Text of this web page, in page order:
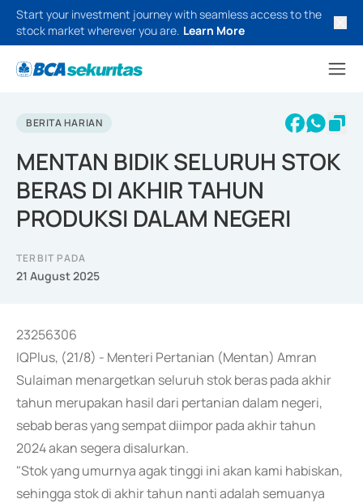
Start your investment journey with seamless access to the
stock market wherever you are. Learn More
BERITA HARIAN
MENTAN BIDIK SELURUH STOK
BERAS DI AKHIR TAHUN
PRODUKSI DALAM NEGERI
TERBIT PADA
21 August 2025
23256306
IQPlus, (21/8) - Menteri Pertanian (Mentan) Amran
Sulaiman menargetkan seluruh stok beras pada akhir
tahun merupakan hasil dari pertanian dalam negeri,
sebab beras yang sempat diimpor pada akhir tahun
2024 akan segera disalurkan.
"Stok yang umurnya agak tinggi ini akan kami habiskan,
sehingga stok di akhir tahun nanti adalah semuanya